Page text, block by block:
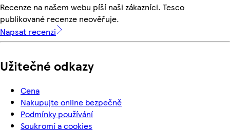
Recenze na našem webu píší naši zákazníci. Tesco
publikované recenze neověřuje.
Napsat recenzi
Užitečné odkazy
Cena
Nakupujte online bezpečně
Podmínky používání
Soukromí a cookies